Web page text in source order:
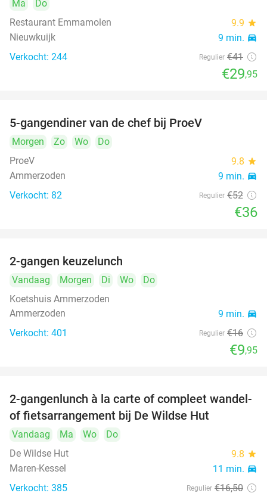
Ma
Do
Restaurant Emmamolen
9.9 star
Nieuwkuijk 9 min. directions_car
Verkocht: 244 Regulier €41
€29,95
5-gangendiner van de chef bij ProeV
Morgen Zo Wo
Do
ProeV
9.8 star
Ammerzoden 9 min. directions_car
Verkocht: 82 Regulier €52
€36
2-gangen keuzelunch
Vandaag Morgen Di Wo
Do
Koetshuis Ammerzoden
Ammerzoden
9 min. directions_car
Verkocht: 401 Regulier €16
€9,95
34%
2-gangenlunch à la carte of compleet wandel-
of fietsarrangement bij De Wildse Hut
Vandaag Ma Wo
Do
De Wildse Hut
9.8 star
Maren-Kessel 11 min. directions_car
Verkocht: 385 Regulier €16,50